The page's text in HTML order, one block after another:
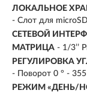
ЛОКАЛЬНОЕ
- Слот для
СЕТЕВОЙ
МАТРИЦА - 1/3’’
РЕГУЛИРОВКА
- Поворот 0 ° -
РЕЖИМ «ДЕНЬ/